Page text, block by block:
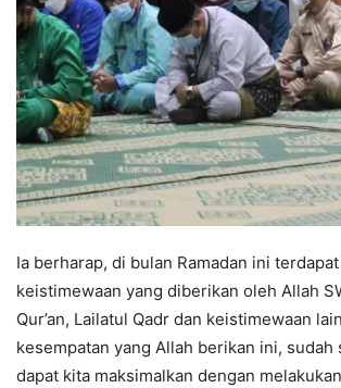
Ia berharap, di bulan Ramadan ini
keistimewaan yang diberikan oleh Allah
Qur’an, Lailatul Qadr dan keistimewaan
kesempatan yang Allah berikan ini, sudah
dapat kita maksimalkan dengan